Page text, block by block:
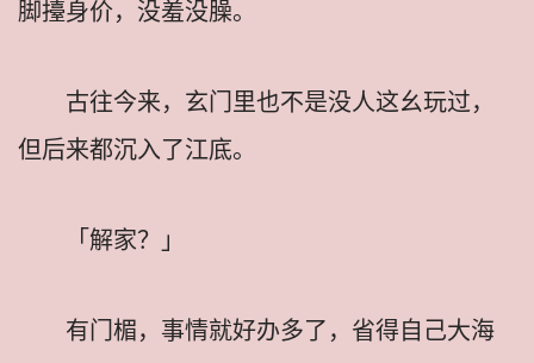
脚擡身价，没羞没臊。
古往今来，玄门里也不是没人这幺玩过，
但后来都沉入了江底。
「解家？」
有门楣，事情就好办多了，省得自己大海